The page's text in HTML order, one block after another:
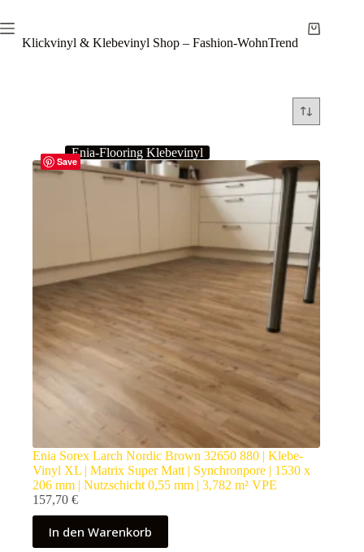
Inhalt
springenKlickvinyl & Klebevinyl Shop – Fashion-WohnTrend
Warenkorb
Save
Enia-Flooring Klebevinyl
Enia Sorex Larch Nordic Brown 32650 880 | Klebe-
Vinyl XL | Matrix Super Matt | Synchronpore | 1530 x
206 mm | Nutzschicht 0,55 mm | 3,782 m² VPE
157,70 €
In den Warenkorb